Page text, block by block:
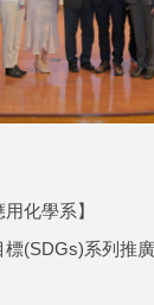
化學系】
(SDGs)系列推廣